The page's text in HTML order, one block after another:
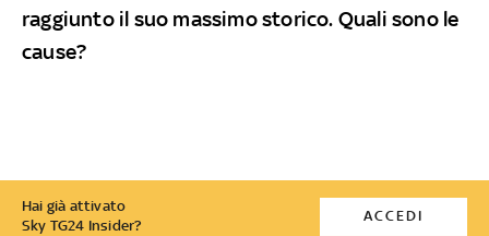
raggiunto il suo massimo storico. Quali sono le
cause?
Hai già attivato
Sky TG24 Insider?
ACCEDI